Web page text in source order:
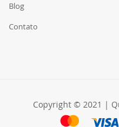
Blog
Contato
Copyright © 2021 |